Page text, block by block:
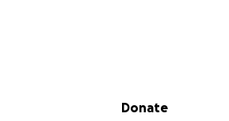
Secondary menu
Donate